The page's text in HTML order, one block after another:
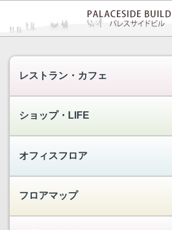
レストラン・カフェ
ショップ・LIFE
オフィスフロア
フロアマップ